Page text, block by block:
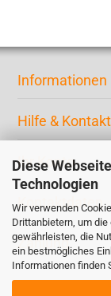
Diese
Technologien
Wir verwenden
Drittanbietern, um
gewährleisten, die
ein bestmögliches
Informationen finden
Informationen
Hilfe & Kontakt
Ihr Konto
Kontaktdaten
Zahlung